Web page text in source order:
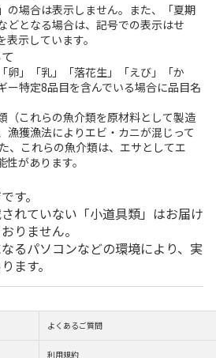
の場合は表示しません。また、「夏期
どとなる場合は、記号での表示はせ
示しています。
卵」「乳」「落花生」「えび」「か
ー特定8品目を含んでいる場合に品目名
（これらの魚介類を原材料として製造
漁獲漁法によりエビ・カニが混じって
、これらの魚介類は、エサとしてエ
があります。
す。
れていない「小道具類」はお届け
りません。
るパソコンなどの環境により、実
ます。
よくあるご質問
利用規約